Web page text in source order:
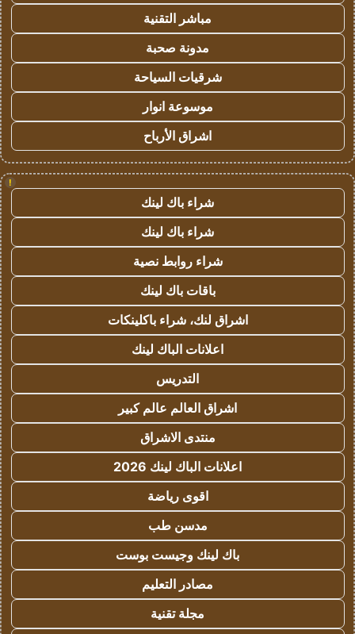
مباشر التقنية
مدونة صحبة
شرقيات السياحة
موسوعة انوار
اشراق الأرباح
!
شراء باك لينك
شراء باك لينك
شراء روابط نصية
باقات باك لينك
اشراق لنك، شراء باكلينكات
اعلانات الباك لينك
التدريس
اشراق العالم عالم كبير
منتدى الاشراق
اعلانات الباك لينك 2026
اقوى رياضة
مدسن طب
باك لينك وجيست بوست
مصادر التعليم
مجلة تقنية